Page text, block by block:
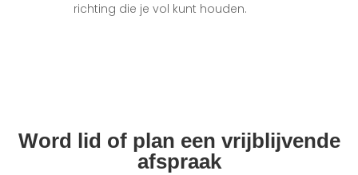
richting die je vol kunt houden.
Word lid of plan een vrijblijvende
afspraak